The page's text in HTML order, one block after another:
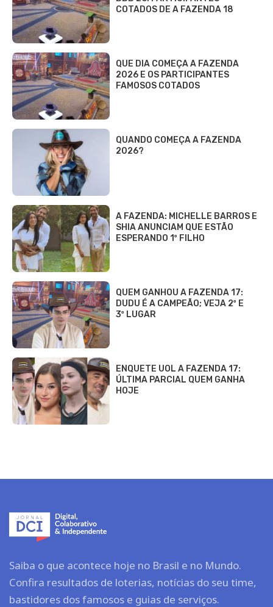
COTADOS DE A FAZENDA 18
QUE DIA COMEÇA A FAZENDA
2026 E OS PARTICIPANTES
FAMOSOS COTADOS
QUANDO COMEÇA A FAZENDA
2026?
A FAZENDA: MICHELLE BARROS E
SHIA ANUNCIAM QUE ESTÃO
ESPERANDO 1º FILHO
QUEM GANHOU A FAZENDA 17:
DUDU É A CAMPEÃO; VEJA 2º E
3º LUGAR
ENQUETE UOL A FAZENDA 17:
ÚLTIMA PARCIAL QUEM GANHA
HOJE
Saiba o que acontece hoje no Brasil e no Mundo.
Confira resultados de loterias, notícias do seu time,
bastidores dos famosos e guias de serviços.